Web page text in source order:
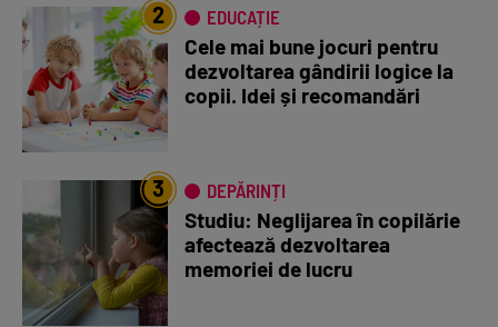
2 EDUCAȚIE
Cele mai bune jocuri pentru
dezvoltarea gândirii logice la
copii. Idei și recomandări
3 DEPĂRINȚI
Studiu: Neglijarea în copilărie
afectează dezvoltarea
memoriei de lucru